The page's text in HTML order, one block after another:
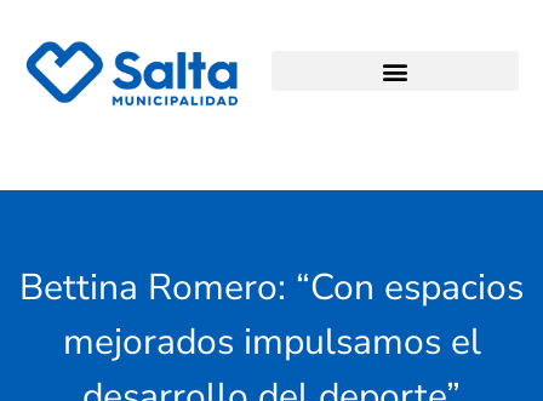
Bettina Romero: “Con espacios
mejorados impulsamos el